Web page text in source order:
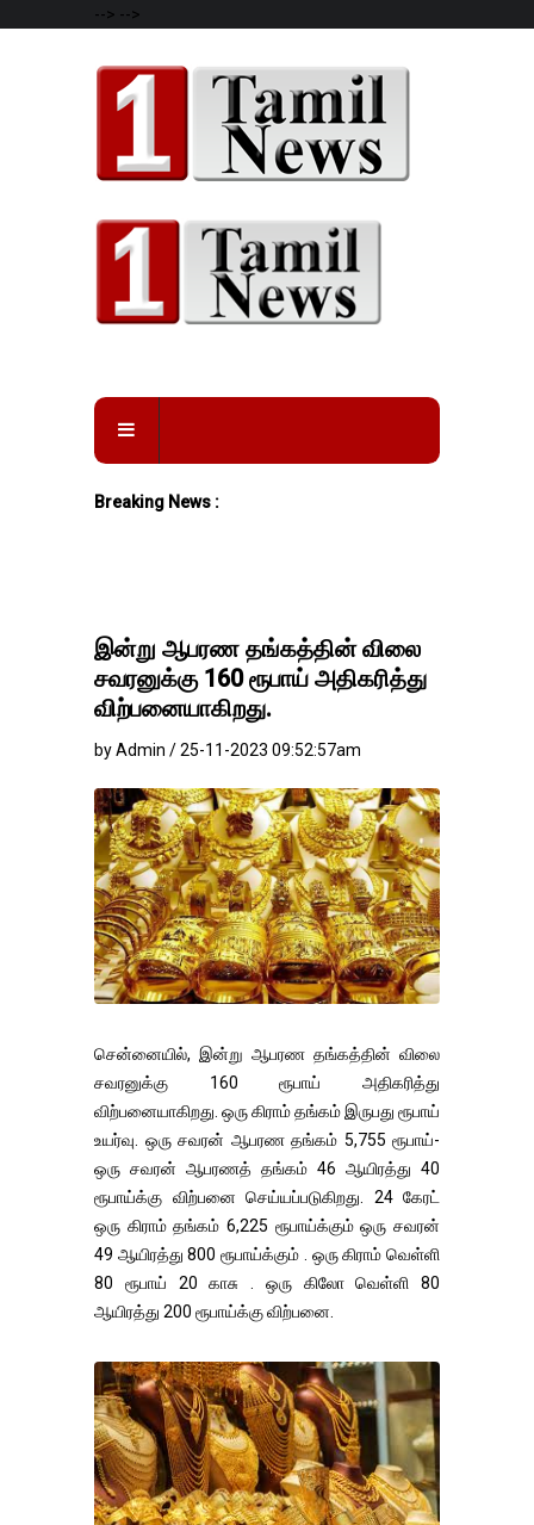
--> -->
Breaking News :
இன்று ஆபரண தங்கத்தின் விலை
சவரனுக்கு 160 ரூபாய் அதிகரித்து
விற்பனையாகிறது.
by Admin / 25-11-2023 09:52:57am
சென்னையில், இன்று ஆபரண தங்கத்தின் விலை
சவரனுக்கு 160 ரூபாய் அதிகரித்து
விற்பனையாகிறது. ஒரு கிராம் தங்கம் இருபது ரூபாய்
உயர்வு. ஒரு சவரன் ஆபரண தங்கம் 5,755 ரூபாய்-
ஒரு சவரன் ஆபரணத் தங்கம் 46 ஆயிரத்து 40
ரூபாய்க்கு விற்பனை செய்யப்படுகிறது. 24 கேரட்
ஒரு கிராம் தங்கம் 6,225 ரூபாய்க்கும் ஒரு சவரன்
49 ஆயிரத்து 800 ரூபாய்க்கும் . ஒரு கிராம் வெள்ளி
80 ரூபாய் 20 காசு . ஒரு கிலோ வெள்ளி 80
ஆயிரத்து 200 ரூபாய்க்கு விற்பனை.